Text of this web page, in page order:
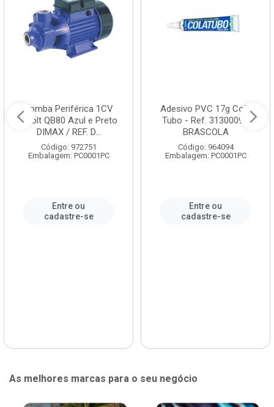
Bomba Periférica 1CV
Bivolt QB80 Azul e Preto
DIMAX / REF. D...
Código: 972751
Embalagem: PC0001PC
Entre ou
cadastre-se
Adesivo PVC 17g Cola
Tubo - Ref. 3130009 -
BRASCOLA
Código: 964094
Embalagem: PC0001PC
Entre ou
cadastre-se
As melhores marcas para o seu negócio